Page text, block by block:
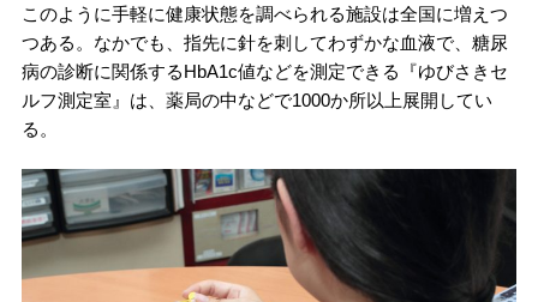
このように手軽に健康状態を調べられる施設は全国に増えつ
つある。なかでも、指先に針を刺してわずかな血液で、糖尿
病の診断に関係するHbA1c値などを測定できる『ゆびさきセ
ルフ測定室』は、薬局の中などで1000か所以上展開してい
る。